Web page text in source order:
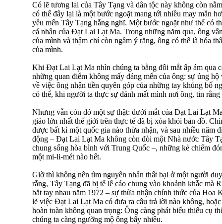
Có lẽ tương lai của Tây Tạng và dân tộc này không còn
có thể đây lại là một bước ngoặt mang tới nhiều may mắn
yêu mến Tây Tạng hằng nghĩ. Một bước ngoặt như thế có
cá nhân của Đạt Lai Lạt Ma. Trong những năm qua, ông
của mình và thậm chí còn ngầm ý rằng, ông có thể là hóa
của mình.
Khi Đạt Lai Lạt Ma nhìn chúng ta bằng đôi mắt ấp ám qua
những quan điểm không mấy đáng mến của ông: sự ủng
về việc ông nhận tiền quyên góp của những tay khủng bố
có thể, khi người ta thực sự đánh mất mình nơi ông, tin
Nhưng vẫn còn đó một sự thật: dưới mắt của Đạt Lai Lạt
giáo lớn nhất thế giới trên thực tế đã bị xóa khỏi bản đồ.
được bất kì một quốc gia nào thừa nhận, và sau nhiều năm
động – Đạt Lai Lạt Ma không còn đòi một Nhà nước Tây
chung sống hòa bình với Trung Quốc –, những kẻ chiếm
một mi-li-mét nào hết.
Giờ thì không nên tìm nguyên nhân thất bại ở một người
rằng, Tây Tạng đã bị tế lễ cáo chung vào khoảnh khắc mà
bắt tay nhau năm 1972 – sự thừa nhận chính thức của
lẽ việc Đạt Lai Lạt Ma có đưa ra câu trả lời nào không,
hoàn toàn không quan trọng: Ông càng phát biểu thiếu cụ
chúng ta càng ngưỡng mộ ông bấy nhiêu.